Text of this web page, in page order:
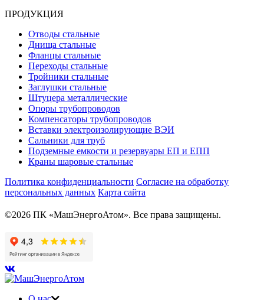
ПРОДУКЦИЯ
Отводы стальные
Днища стальные
Фланцы стальные
Переходы стальные
Тройники стальные
Заглушки стальные
Штуцера металлические
Опоры трубопроводов
Компенсаторы трубопроводов
Вставки электроизолирующие ВЭИ
Сальники для труб
Подземные емкости и резервуары ЕП и ЕПП
Краны шаровые стальные
Политика конфиденциальности Согласие на обработку
персональных данных Карта сайта
©2026 ПК «МашЭнергоАтом». Все права защищены.